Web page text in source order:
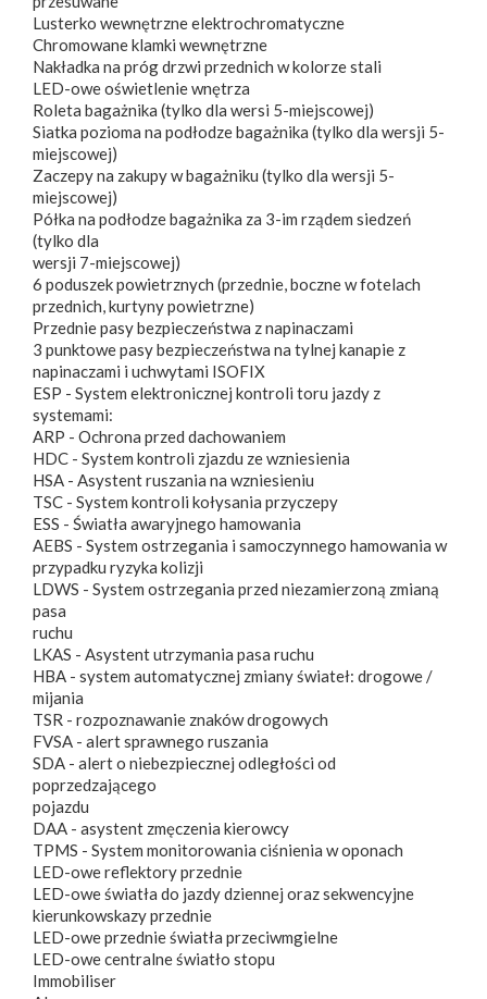
Lusterko wewnętrzne elektrochromatyczne
Chromowane klamki wewnętrzne
Nakładka na próg drzwi przednich w kolorze stali
LED-owe oświetlenie wnętrza
Roleta bagażnika (tylko dla wersi 5-miejscowej)
Siatka pozioma na podłodze bagażnika (tylko dla wersji 5-
miejscowej)
Zaczepy na zakupy w bagażniku (tylko dla wersji 5-
miejscowej)
Półka na podłodze bagażnika za 3-im rządem siedzeń
(tylko dla
wersji 7-miejscowej)
6 poduszek powietrznych (przednie, boczne w fotelach
przednich, kurtyny powietrzne)
Przednie pasy bezpieczeństwa z napinaczami
3 punktowe pasy bezpieczeństwa na tylnej kanapie z
napinaczami i uchwytami ISOFIX
ESP - System elektronicznej kontroli toru jazdy z
systemami:
ARP - Ochrona przed dachowaniem
HDC - System kontroli zjazdu ze wzniesienia
HSA - Asystent ruszania na wzniesieniu
TSC - System kontroli kołysania przyczepy
ESS - Światła awaryjnego hamowania
AEBS - System ostrzegania i samoczynnego hamowania w
przypadku ryzyka kolizji
LDWS - System ostrzegania przed niezamierzoną zmianą
pasa
ruchu
LKAS - Asystent utrzymania pasa ruchu
HBA - system automatycznej zmiany świateł: drogowe /
mijania
TSR - rozpoznawanie znaków drogowych
FVSA - alert sprawnego ruszania
SDA - alert o niebezpiecznej odległości od
poprzedzającego
pojazdu
DAA - asystent zmęczenia kierowcy
TPMS - System monitorowania ciśnienia w oponach
LED-owe reflektory przednie
LED-owe światła do jazdy dziennej oraz sekwencyjne
kierunkowskazy przednie
LED-owe przednie światła przeciwmgielne
LED-owe centralne światło stopu
Immobiliser